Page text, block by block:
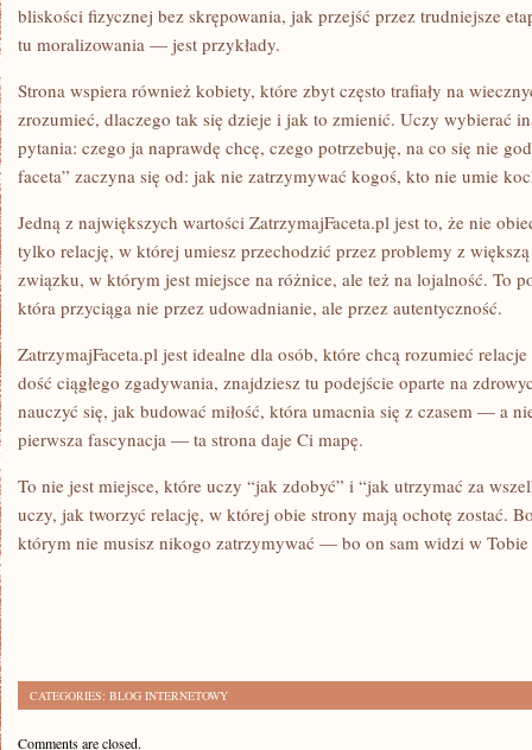
bliskości fizycznej bez skrępowania, jak przejść przez trudniejsze
tu moralizowania — jest przykłady.
Strona wspiera również kobiety, które zbyt często trafiały na
zrozumieć, dlaczego tak się dzieje i jak to zmienić. Uczy wybierać
pytania: czego ja naprawdę chcę, czego potrzebuję, na co się nie
faceta” zaczyna się od: jak nie zatrzymywać kogoś, kto nie umie
Jedną z największych wartości ZatrzymajFaceta.pl jest to, że nie
tylko relację, w której umiesz przechodzić przez problemy z
związku, w którym jest miejsce na różnice, ale też na lojalność. To
która przyciąga nie przez udowadnianie, ale przez autentyczność.
ZatrzymajFaceta.pl jest idealne dla osób, które chcą rozumieć
dość ciągłego zgadywania, znajdziesz tu podejście oparte na
nauczyć się, jak budować miłość, która umacnia się z czasem — a
pierwsza fascynacja — ta strona daje Ci mapę.
To nie jest miejsce, które uczy “jak zdobyć” i “jak utrzymać za
uczy, jak tworzyć relację, w której obie strony mają ochotę zostać.
którym nie musisz nikogo zatrzymywać — bo on sam widzi w Tobie
CATEGORIES: BLOG INTERNETOWY
Comments are closed.